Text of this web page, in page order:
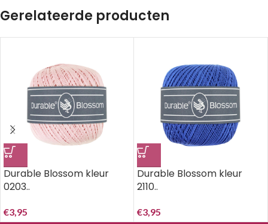
Gerelateerde producten
Durable Blossom kleur
0203..
€3,95
Durable Blossom kleur
2110..
€3,95